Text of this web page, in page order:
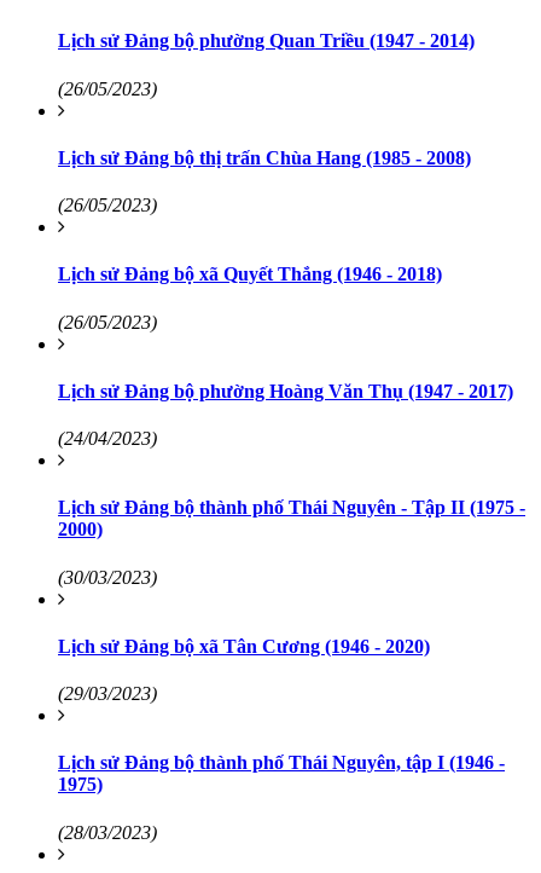
Lịch sử Đảng bộ phường Quan Triều (1947 - 2014)
(26/05/2023)
Lịch sử Đảng bộ thị trấn Chùa Hang (1985 - 2008)
(26/05/2023)
Lịch sử Đảng bộ xã Quyết Thắng (1946 - 2018)
(26/05/2023)
Lịch sử Đảng bộ phường Hoàng Văn Thụ (1947 - 2017)
(24/04/2023)
Lịch sử Đảng bộ thành phố Thái Nguyên - Tập II (1975 -
2000)
(30/03/2023)
Lịch sử Đảng bộ xã Tân Cương (1946 - 2020)
(29/03/2023)
Lịch sử Đảng bộ thành phố Thái Nguyên, tập I (1946 -
1975)
(28/03/2023)